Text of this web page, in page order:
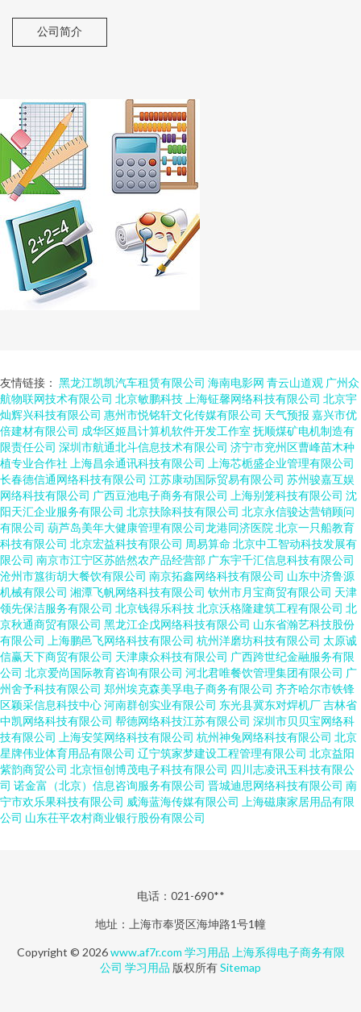
公司简介
友情链接： 黑龙江凯凯汽车租赁有限公司 海南电影网 青云山道观 广州众
航物联网技术有限公司 北京敏鹏科技 上海钲馨网络科技有限公司 北京宇
灿辉兴科技有限公司 惠州市悦铭轩文化传媒有限公司 天气预报 嘉兴市优
倍建材有限公司 成华区姬昌计算机软件开发工作室 抚顺煤矿电机制造有
限责任公司 深圳市航通北斗信息技术有限公司 济宁市兖州区曹峰苗木种
植专业合作社 上海昌余通讯科技有限公司
上海芯栀盛企业管理有限公司
长春德信通网络科技有限公司 江苏康动国际贸易有限公司 苏州骏嘉互娱
网络科技有限公司 广西豆池电子商务有限公司 上海别笼科技有限公司 沈
阳天汇企业服务有限公司 北京扶除科技有限公司 北京永信骏达营销顾问
有限公司 葫芦岛美年大健康管理有限公司龙港同济医院 北京一只船教育
科技有限公司 北京宏益科技有限公司 周易算命北京中工智动科技发展有
限公司 南京市江宁区苏皓然农产品经营部 广东宇千汇信息科技有限公司
沧州市簋街胡大餐饮有限公司 南京拓鑫网络科技有限公司 山东中济鲁源
机械有限公司 湘潭飞帆网络科技有限公司 钦州市月宝商贸有限公司 天津
领先保洁服务有限公司 北京钱得乐科技北京沃格隆建筑工程有限公司 北
京秋通商贸有限公司 黑龙江企戊网络科技有限公司 山东省瀚艺科技股份
有限公司
上海鹏邑飞网络科技有限公司 杭州洋磨坊科技有限公司 太原诚
信赢天下商贸有限公司 天津康众科技有限公司 广西跨世纪金融服务有限
公司 北京爱尚国际教育咨询有限公司 河北君唯餐饮管理集团有限公司 广
州舍予科技有限公司 郑州埃克森美孚电子商务有限公司 齐齐哈尔市铁锋
区颖采信息科技中心河南群创实业有限公司 东光县冀东对焊机厂吉林省
中凯网络科技有限公司 帮德网络科技江苏有限公司 深圳市贝贝宝网络科
技有限公司
上海安笑网络科技有限公司 杭州神兔网络科技有限公司 北京
星牌伟业体育用品有限公司 辽宁筑家梦建设工程管理有限公司 北京益阳
紫韵商贸公司 北京恒创博茂电子科技有限公司 四川志凌讯玉科技有限公
司 诺金富（北京）信息咨询服务有限公司 晋城迪思网络科技有限公司 南
宁市欢乐果科技有限公司 威海蓝海传媒有限公司
上海磁康家居用品有限
公司 山东茌平农村商业银行股份有限公司
电话：021-690**
地址：上海市奉贤区海坤路1号1幢
Copyright © 2026www.af7r.com 学习用品 上海系得电子商务有限
公司 学习用品 版权所有Sitemap